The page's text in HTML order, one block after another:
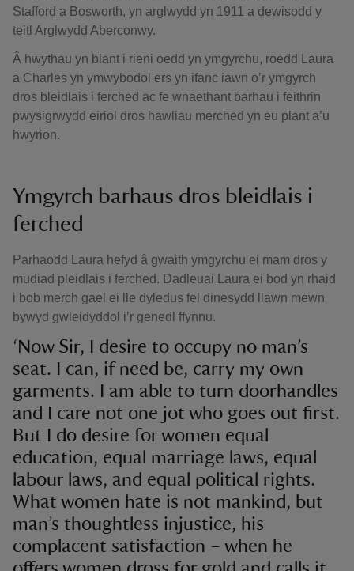
Stafford a Bosworth, yn arglwydd yn 1911 a dewisodd y
teitl Arglwydd Aberconwy.
Â hwythau yn blant i rieni oedd yn ymgyrchu, roedd Laura
a Charles yn ymwybodol ers yn ifanc iawn o’r ymgyrch
dros bleidlais i ferched ac fe wnaethant barhau i feithrin
pwysigrwydd eiriol dros hawliau merched yn eu plant a’u
hwyrion.
Ymgyrch barhaus dros bleidlais i
ferched
Parhaodd Laura hefyd â gwaith ymgyrchu ei mam dros y
mudiad pleidlais i ferched. Dadleuai Laura ei bod yn rhaid
i bob merch gael ei lle dyledus fel dinesydd llawn mewn
bywyd gwleidyddol i’r genedl ffynnu.
‘Now Sir, I desire to occupy no man’s
seat. I can, if need be, carry my own
garments. I am able to turn doorhandles
and I care not one jot who goes out first.
But I do desire for women equal
education, equal marriage laws, equal
labour laws, and equal political rights.
What women hate is not mankind, but
man’s thoughtless injustice, his
complacent satisfaction – when he